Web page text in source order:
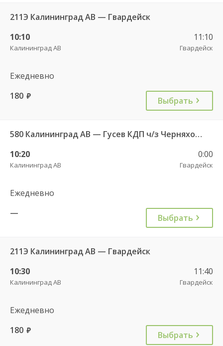
211Э Калининград АВ — Гвардейск
10:10
Калининград АВ
11:10
Гвардейск
Ежедневно
180 руб. Выбрать
580 Калининград АВ — Гусев КДП ч/з Черняховск АС
10:20
Калининград АВ
0:00
Гвардейск
Ежедневно
—
Выбрать
211Э Калининград АВ — Гвардейск
10:30
Калининград АВ
11:40
Гвардейск
Ежедневно
180 руб. Выбрать